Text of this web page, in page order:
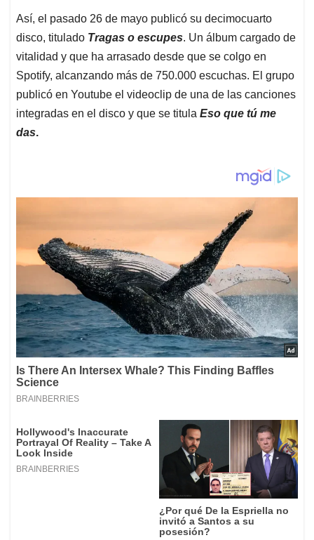
Así, el pasado 26 de mayo publicó su decimocuarto
disco, titulado Tragas o escupes. Un álbum cargado de
vitalidad y que ha arrasado desde que se colgo en
Spotify, alcanzando más de 750.000 escuchas. El grupo
publicó en Youtube el videoclip de una de las canciones
integradas en el disco y que se titula Eso que tú me
das.